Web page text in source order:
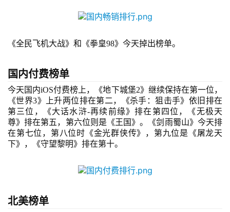
页
《全民飞机大战》和《拳皇98》今天掉出榜单。
国内付费榜单
今天 国内iOS付费榜 上，《地下城堡2》继续保持在第一位，
《世界3》上升两位排在第二，《杀手：狙击手》依旧排在
第三位，《大话水浒-再续前缘》排在第四位，《无极天
尊》排在第五，第六位则是《王国》。《剑雨蜀山》今天排
在第七位，第八位时《金光群侠传》，第九位是《屠龙天
下》，《守望黎明》排在第十。
北美榜单